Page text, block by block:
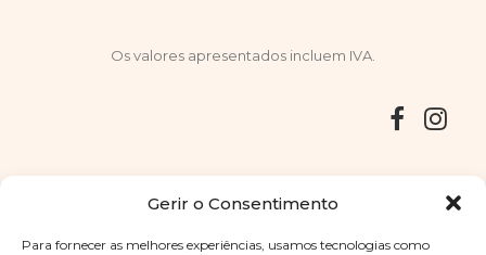
Gerir o Consentimento
Para fornecer as melhores experiências, usamos tecnologias como
Os valores apresentados incluem IVA.